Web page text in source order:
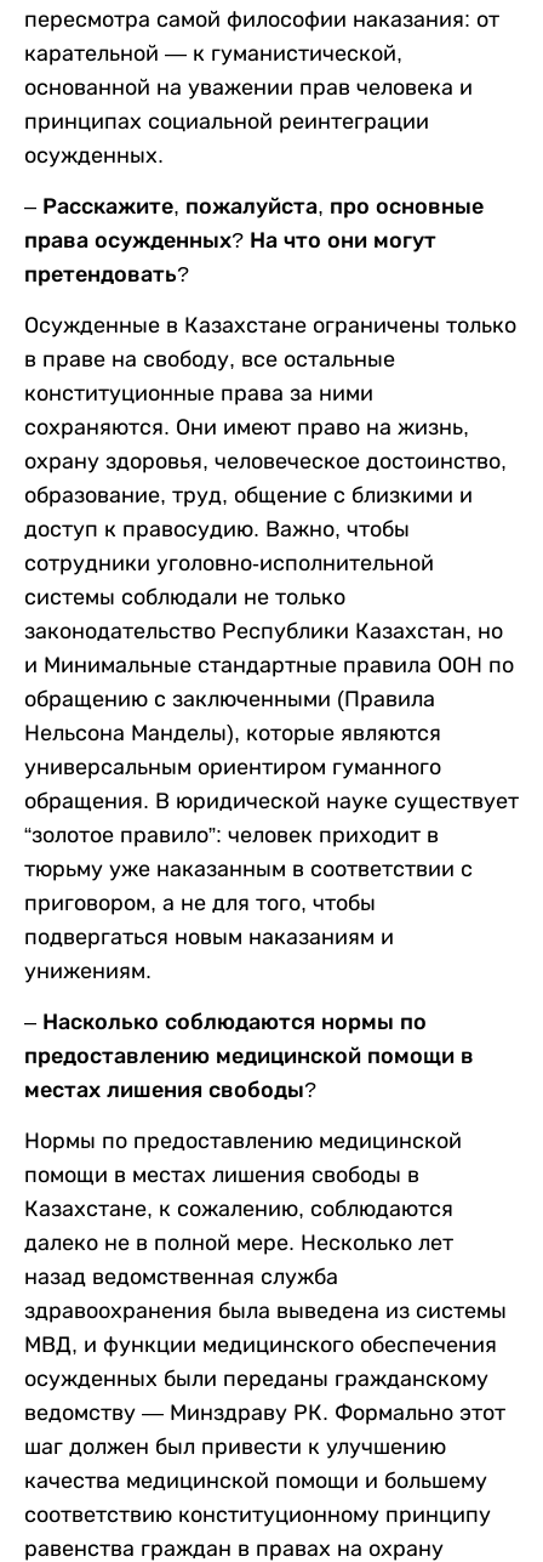
пересмотра самой философии наказания: от
карательной — к гуманистической,
основанной на уважении прав человека и
принципах социальной реинтеграции
осужденных.
– Расскажите, пожалуйста, про основные
права осужденных? На что они могут
претендовать?
Осужденные в Казахстане ограничены только
в праве на свободу, все остальные
конституционные права за ними
сохраняются. Они имеют право на жизнь,
охрану здоровья, человеческое достоинство,
образование, труд, общение с близкими и
доступ к правосудию. Важно, чтобы
сотрудники уголовно-исполнительной
системы соблюдали не только
законодательство Республики Казахстан, но
и Минимальные стандартные правила ООН по
обращению с заключенными (Правила
Нельсона Манделы), которые являются
универсальным ориентиром гуманного
обращения. В юридической науке существует
“золотое правило”: человек приходит в
тюрьму уже наказанным в соответствии с
приговором, а не для того, чтобы
подвергаться новым наказаниям и
унижениям.
– Насколько соблюдаются нормы по
предоставлению медицинской помощи в
местах лишения свободы?
Нормы по предоставлению медицинской
помощи в местах лишения свободы в
Казахстане, к сожалению, соблюдаются
далеко не в полной мере. Несколько лет
назад ведомственная служба
здравоохранения была выведена из системы
МВД, и функции медицинского обеспечения
осужденных были переданы гражданскому
ведомству — Минздраву РК. Формально этот
шаг должен был привести к улучшению
качества медицинской помощи и большему
соответствию конституционному принципу
равенства граждан в правах на охрану